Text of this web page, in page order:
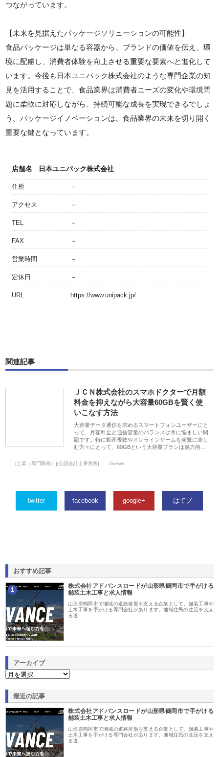
つながっています。
【未来を見据えたパッケージソリューションの可能性】
食品パッケージは単なる容器から、ブランドの価値を伝え、環
境に配慮し、消費者体験を向上させる重要な要素へと進化して
います。今後も日本ユニパック株式会社のような専門企業の知
見を活用することで、食品業界は消費者ニーズの変化や環境問
題に柔軟に対応しながら、持続可能な成長を実現できるでしょ
う。パッケージイノベーションは、食品業界の未来を切り開く
重要な鍵となっています。
店舗名 日本ユニパック株式会社
住所 －
アクセス －
TEL －
FAX －
営業時間 －
定休日 －
URL https://www.unipack.jp/
関連記事
ＪＣＮ株式会社のスマホドクターで月額
料金を抑えながら大容量60GBを賢く使
いこなす方法
大容量データ通信を求めるスマートフォンユーザーにと
って、月額料金と通信容量のバランスは常に悩ましい問
題です。特に動画視聴やオンラインゲームを頻繁に楽し
む方々にとって、60GBという大容量プランは魅力的…
[士業（専門職種）][公認会計士事務所] 0views
twitter facebook google+ はてブ
おすすめ記事
1
株式会社アドバンスロードが山形県鶴岡市で手がける
舗装土木工事と求人情報
山形県鶴岡市で地域の道路基盤を支える企業として、舗装工事や
土木工事を手がける専門会社があります。地域住民の生活を支え
る道…
アーカイブ
最近の記事
株式会社アドバンスロードが山形県鶴岡市で手がける
舗装土木工事と求人情報
山形県鶴岡市で地域の道路基盤を支える企業として、舗装工事や
土木工事を手がける専門会社があります。地域住民の生活を支え
る道…